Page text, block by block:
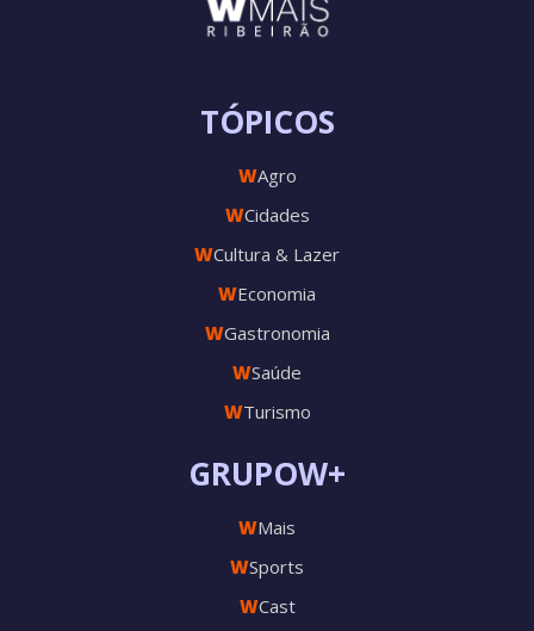
GRUPOW+
WMais
WSports
WCast
TÓPICOS
WAgro
WCidades
WCultura & Lazer
WEconomia
WGastronomia
WSaúde
WTurismo